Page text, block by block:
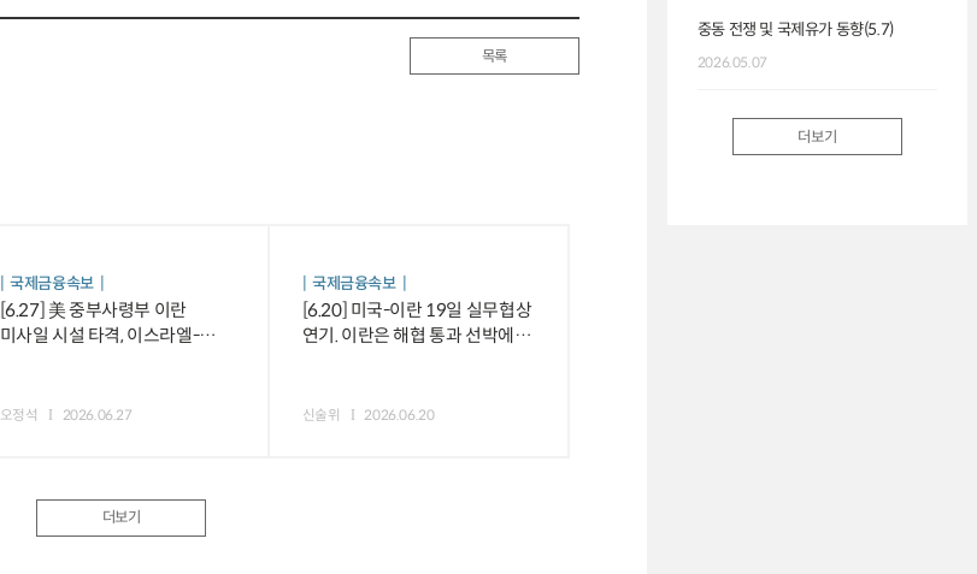
목록
국제금융속보
[6.27] 美 중부사령부 이란
미사일 시설 타격, 이스라엘-
오정석 2026.06.27
국제금융속보
[6.20] 미국-이란 19일 실무협상
연기. 이란은 해협 통과 선박에
신술위 2026.06.20
더보기
중동 전쟁 및 국제유가 동향(5.7)
2026.05.07
더보기